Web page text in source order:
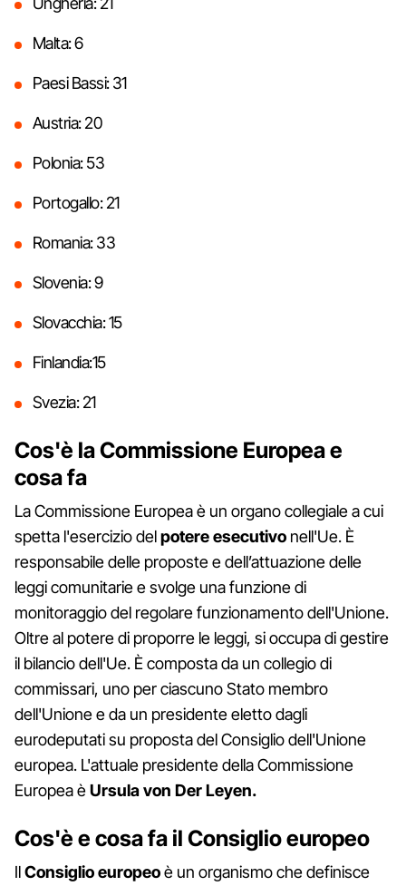
Malta: 6
Paesi Bassi: 31
Austria: 20
Polonia: 53
Portogallo: 21
Romania: 33
Slovenia: 9
Slovacchia: 15
Finlandia:15
Svezia: 21
Cos'è la Commissione Europea e
cosa fa
La Commissione Europea è un organo collegiale a cui
spetta l'esercizio delpotere esecutivo nell'Ue. È
responsabile delle proposte e dell’attuazione delle
leggi comunitarie e svolge una funzione di
monitoraggio del regolare funzionamento dell'Unione.
Oltre al potere di proporre le leggi, si occupa di gestire
il bilancio dell'Ue. È composta da un collegio di
commissari, uno per ciascuno Stato membro
dell'Unione e da un presidente eletto dagli
eurodeputati su proposta del Consiglio dell'Unione
europea. L'attuale presidente della Commissione
Europea èUrsula von Der Leyen.
Cos'è e cosa fa il Consiglio europeo
IlConsiglio europeoè un organismo che definisce